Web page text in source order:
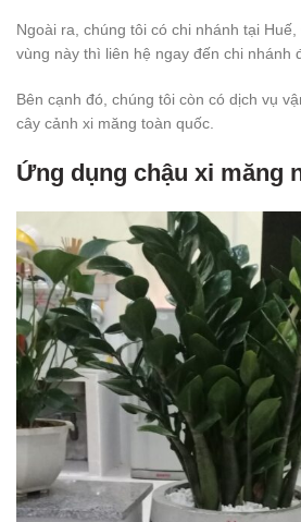
Ngoài ra, chúng tôi có chi nhánh tại
vùng này thì liên hệ ngay đến chi nhánh
Bên cạnh đó, chúng tôi còn có dịch vụ
cây cảnh xi măng toàn quốc.
Ứng dụng chậu xi măng